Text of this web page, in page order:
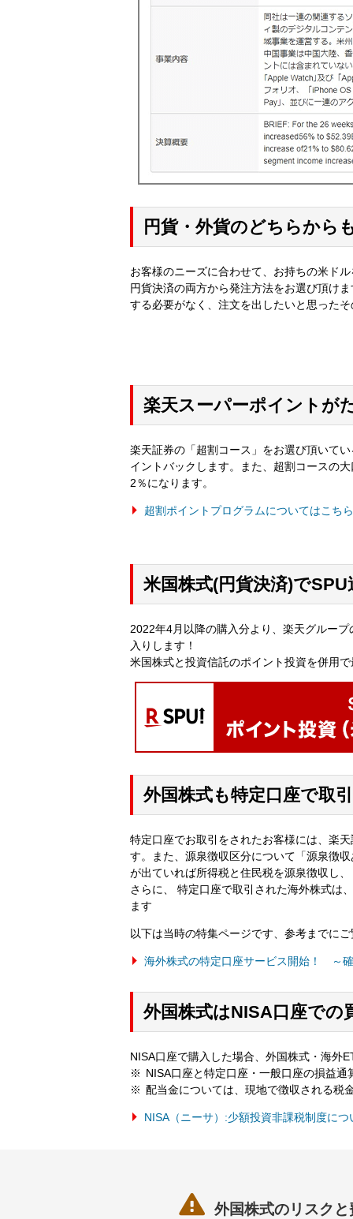
円貨・外貨のどちらから
お客様のニーズに合わせて、お持ちの米ド
円貨決済の両方から発注方法をお選び頂け
する必要がなく、注文を出したいと思った
楽天スーパーポイントが
楽天証券の「超割コース」をお選び頂いて
イントバックします。また、超割コースの
2％になります。
超割ポイントプログラムについてはこちら
米国株式(円貨決済)で
2022年4月以降の購入分より、楽天グルー
入りします！
米国株式と投資信託のポイント投資を併用
外国株式も特定口座で取
特定口座でお取引をされたお客様には、楽
す。また、源泉徴収区分について「源泉徴
が出ていれば所得税と住民税を源泉徴収し
さらに、 特定口座で取引された海外株式は
ます
以下は当時の特集ページです、参考までに
海外株式の特定口座サービス開始！ ～
外国株式はNISA口座での
NISA口座で購入した場合、外国株式・海外
NISA口座と特定口座・一般口座の損益
配当金については、現地で徴収される税
NISA（ニーサ）:少額投資非課税制度につ
 外国株式のリスク